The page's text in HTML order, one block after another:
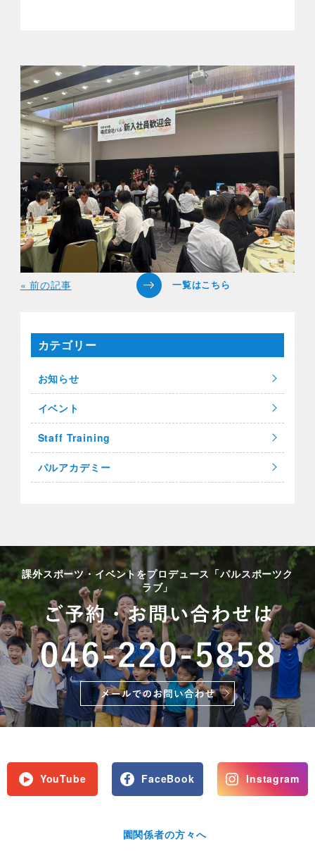
« 前の記事
カテゴリー
お知らせ
イベント
Staff Training
パルアカデミー
課外スポーツ・イベントをプロデュース「パルスポーツク
ラブ」
YouTube FaceBook Instagram
園関係者の方々へ